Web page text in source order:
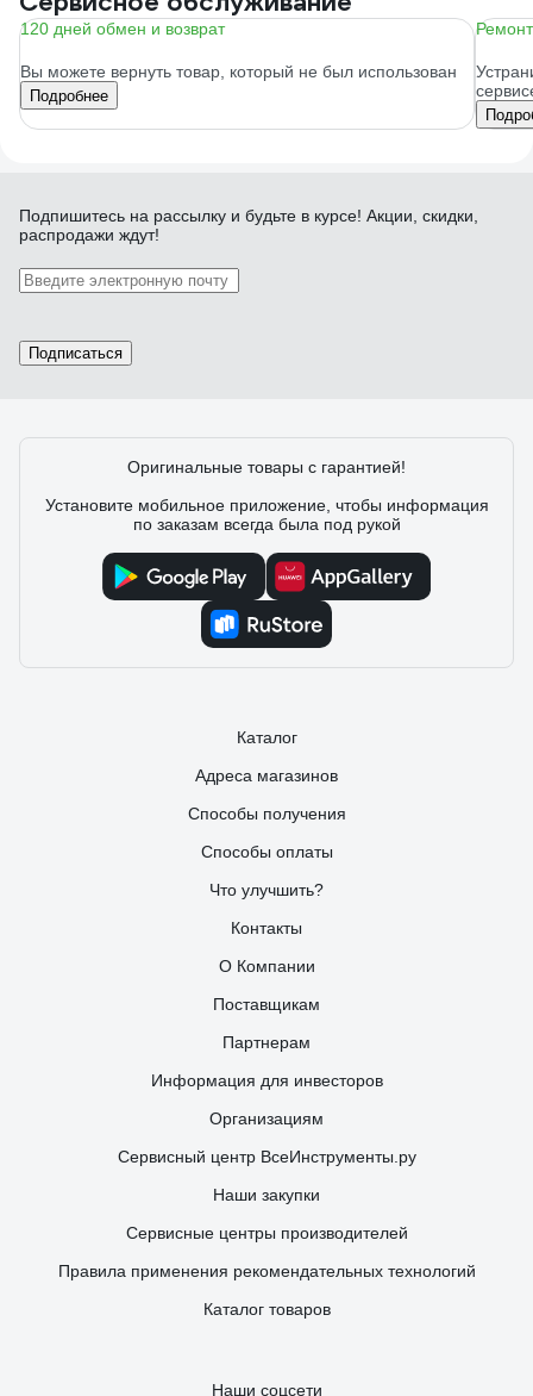
120 дней обмен и возврат
Вы можете вернуть товар, который не был использован
Подробнее
Подпишитесь на рассылку и будьте в курсе! Акции, скидки,
распродажи ждут!
Подписаться
Оригинальные товары с гарантией!
Установите мобильное приложение, чтобы информация
по заказам всегда была под рукой
Каталог
Адреса магазинов
Способы получения
Способы оплаты
Что улучшить?
Контакты
О Компании
Поставщикам
Партнерам
Информация для инвесторов
Организациям
Сервисный центр ВсеИнструменты.ру
Наши закупки
Сервисные центры производителей
Правила применения рекомендательных технологий
Каталог товаров
Наши соцсети